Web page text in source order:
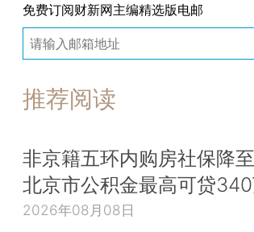
免费订阅财新网主编精选版电邮
推荐阅读
非京籍五环内购房社保降
北京市公积金最高可贷
2026年08月08日